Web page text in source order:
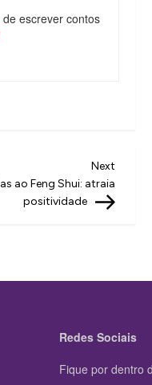
escrever contos
Next
ao Feng Shui: atraia
positividade
Redes Sociais
Fique por dentro